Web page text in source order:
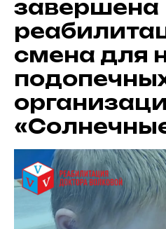
завершена
смена для